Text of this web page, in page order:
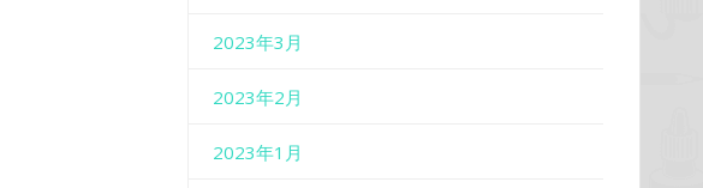
2023年3月
2023年2月
2023年1月